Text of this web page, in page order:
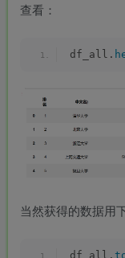
查看：
df_all.
当然获得的数据用
df_all.